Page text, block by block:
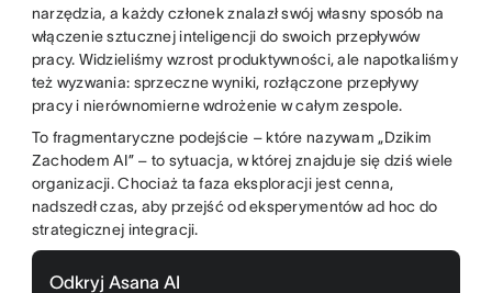
narzędzia, a każdy członek znalazł swój własny sposób na
włączenie sztucznej inteligencji do swoich przepływów
pracy. Widzieliśmy wzrost produktywności, ale napotkaliśmy
też wyzwania: sprzeczne wyniki, rozłączone przepływy
pracy i nierównomierne wdrożenie w całym zespole.
To fragmentaryczne podejście – które nazywam „Dzikim
Zachodem AI” – to sytuacja, w której znajduje się dziś wiele
organizacji. Chociaż ta faza eksploracji jest cenna,
nadszedł czas, aby przejść od eksperymentów ad hoc do
strategicznej integracji.
Odkryj Asana AI